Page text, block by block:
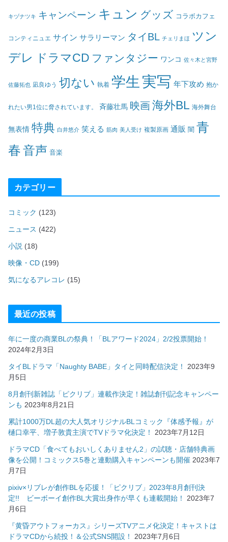
キヅナツキ キャンペーン キュン グッズ コラボカフェ
コンティニュエ サイン サラリーマン タイBL チェリまほ ツン
デレ ドラマCD ファンタジー ワンコ 佐々木と宮野
佐藤拓也 凪良ゆう 切ない 執着 学生 実写 年下攻め 抱か
れたい男1位に脅されています。 斉藤壮馬 映画海外BL 海外舞台
無表情 特典 白井悠介 笑える 筋肉 美人受け 複製原画 通販 闇 青
春音声 音楽
カテゴリー
コミック (123)
ニュース (422)
小説 (18)
映像・CD (199)
気になるアレコレ (15)
最近の投稿
年に一度の商業BLの祭典！「BLアワード2024」2/2投票開始！
2024年2月3日
タイBLドラマ「Naughty BABE」タイと同時配信決定！
2023年9
月5日
8月創刊新雑誌「ピクリブ」連載作決定！雑誌創刊記念キャンペー
ンも 2023年8月21日
累計1000万DL超の大人気オリジナルBLコミック『体感予報』が
樋口幸平、増子敦貴主演でTVドラマ化決定！
2023年7月12日
ドラマCD「食べてもおいしくありません2」の試聴・店舗特典画
像を公開！コミックス5巻と連動購入キャンペーンも開催 2023年7
月7日
pixiv×リブレが創作BLを応援！「ピクリブ」2023年8月創刊決
定!! ビーボーイ創作BL大賞出身作が早くも連載開始！
2023年7
月6日
『黄昏アウトフォーカス』シリーズTVアニメ化決定！キャストは
ドラマCDから続投！＆公式SNS開設！
2023年7月6日